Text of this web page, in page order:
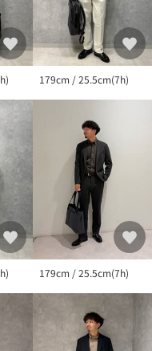
label relaxing各店舗ま
：31316990694
179cm / 25.5cm(7h)
179cm / 25.5cm(7h)